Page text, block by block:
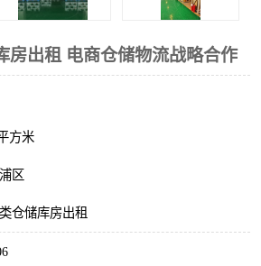
房出租 电商仓储物流战略合作
方米
区
仓储库房出租